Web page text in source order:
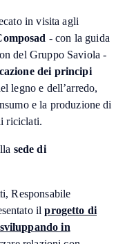
in visita agli
- con la guida
del Gruppo Saviola -
dei principi
legno e dell’arredo,
e la produzione di
riciclati.
sede di
Responsabile
ilprogetto di
in